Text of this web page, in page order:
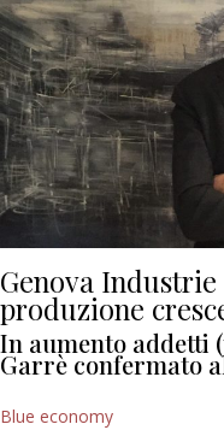
Genova
produzione
In aumento addetti
Garrè confermato
Blue economy